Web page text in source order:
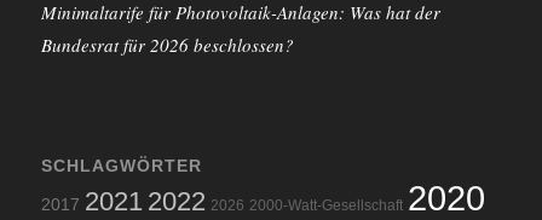
Minimaltarife für Photovoltaik-Anlagen: Was hat der
Bundesrat für 2026 beschlossen?
SCHLAGWÖRTER
2017 2021 2022 2026 2000-Watt-Gesellschaft 2020